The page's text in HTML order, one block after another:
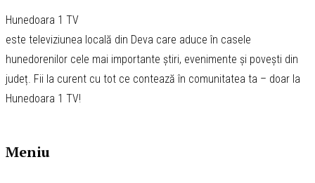
Hunedoara 1 TV
este televiziunea locală din Deva care aduce în casele
hunedorenilor cele mai importante știri, evenimente și povești din
județ. Fii la curent cu tot ce contează în comunitatea ta – doar la
Hunedoara 1 TV!
Meniu